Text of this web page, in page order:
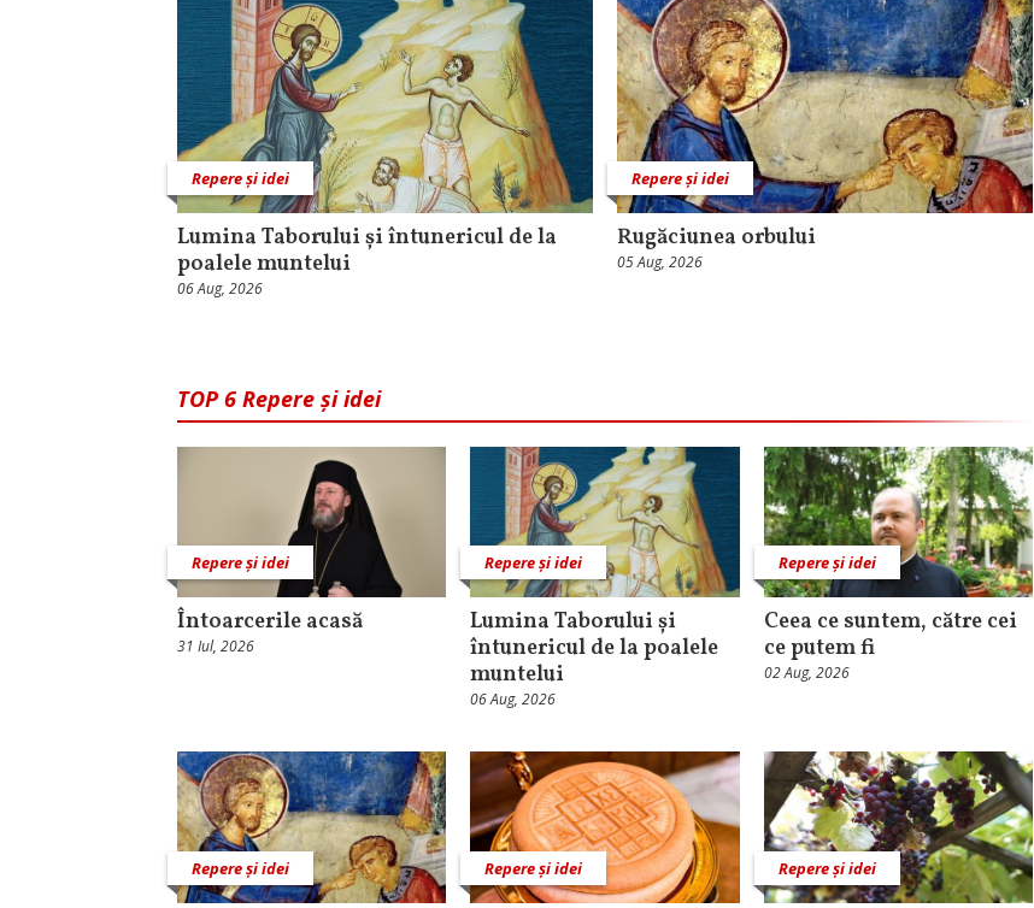
Repere și idei
Lumina Taborului și întunericul de la
poalele muntelui
06 Aug, 2026
Repere și idei
Rugăciunea orbului
05 Aug, 2026
TOP 6 Repere și idei
Repere și idei
Întoarcerile acasă
31 Iul, 2026
Repere și idei
Lumina Taborului și
întunericul de la poalele
muntelui
06 Aug, 2026
Repere și idei
Ceea ce suntem, către cei
ce putem fi
02 Aug, 2026
Repere și idei Repere și idei Repere și idei